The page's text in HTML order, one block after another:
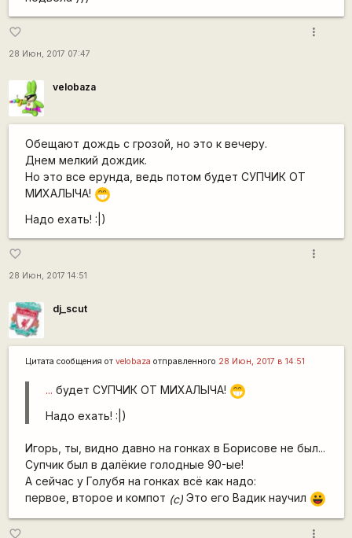
favorite_border
28 Июн, 2017 07:47
more_vert
velobaza
Обещают дождь с грозой, но это к вечеру.
Днем мелкий дождик.
Но это все ерунда, ведь потом будет СУПЧИК ОТ
МИХАЛЫЧА! ;D
Надо ехать! :|)
favorite_border
28 Июн, 2017 14:51
more_vert
dj_scut
Цитата сообщения от velobaza отправленного 28 Июн, 2017 в 14:51
... будет СУПЧИК ОТ МИХАЛЫЧА! ;D
Надо ехать! :|)
Игорь, ты, видно давно на гонках в Борисове не был...
Супчик был в далёкие голодные 90-ые!
А сейчас у Голубя на гонках всё как надо:
первое, второе и компот (c)Это его Вадик научил |-))
favorite_border more_vert